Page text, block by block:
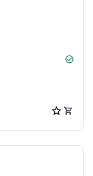
check_circle